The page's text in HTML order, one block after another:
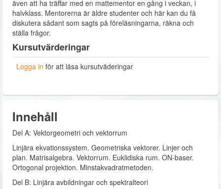
även att ha träffar med en mattementor en gång i veckan, i
halvklass. Mentorerna är äldre studenter och här kan du få
diskutera sådant som sagts på föreläsningarna, räkna och
ställa frågor.
Kursutvärderingar
Logga in för att läsa kursutväderingar
Innehåll
Del A: Vektorgeometri och vektorrum
Linjära ekvationssystem. Geometriska vektorer. Linjer och
plan. Matrisalgebra. Vektorrum. Euklidiska rum. ON-baser.
Ortogonal projektion. Minstakvadratmetoden.
Del B: Linjära avbildningar och spektralteori